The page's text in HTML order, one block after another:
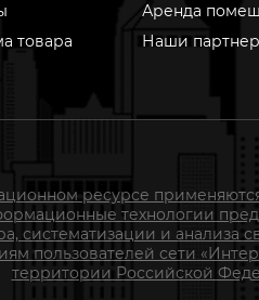
товара
Аренда
Наши
ресурсе
технологии
систематизации и анализа
пользователей сети
территории Российской